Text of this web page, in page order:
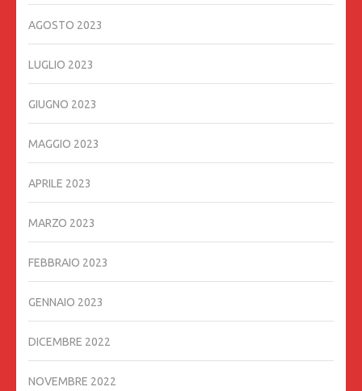
AGOSTO 2023
LUGLIO 2023
GIUGNO 2023
MAGGIO 2023
APRILE 2023
MARZO 2023
FEBBRAIO 2023
GENNAIO 2023
DICEMBRE 2022
NOVEMBRE 2022